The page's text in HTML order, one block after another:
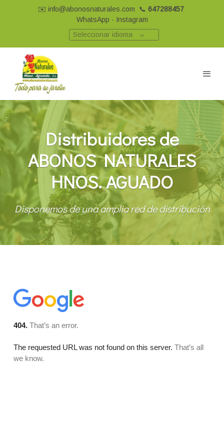
✉️ info@abonosnaturales.com 📞 647288457
WhatsApp · Instagram
Seleccionar idioma
Distribuidores de
ABONOS NATURALES
HNOS. AGUADO
Disponemos de una amplia red de distribución